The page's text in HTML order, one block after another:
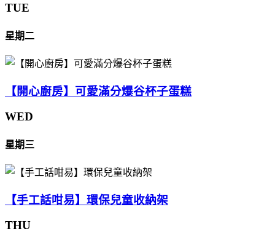
TUE
星期二
【開心廚房】可愛滿分爆谷杯子蛋糕
WED
星期三
【手工話咁易】環保兒童收納架
THU